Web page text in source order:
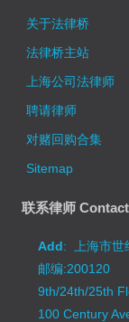
关于法律桥
法律桥主站
上海公司法律师
聘请律师
对赌回购合集
Sitemap
联系律师
Add: 上海市世
邮编:200120
9th/24th/25th
100 Century